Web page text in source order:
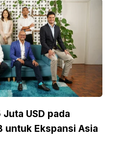
USD pada
untuk Ekspansi Asia